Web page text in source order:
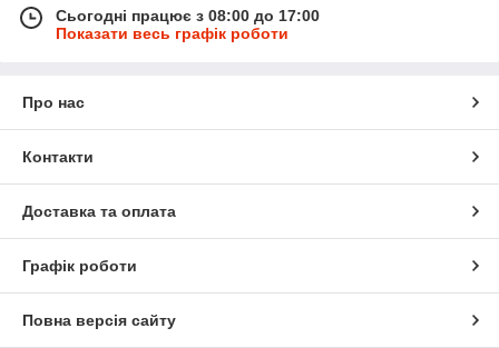
Сьогодні працює з 08:00 до 17:00
Показати весь графік роботи
Про нас
Контакти
Доставка та оплата
Графік роботи
Повна версія сайту